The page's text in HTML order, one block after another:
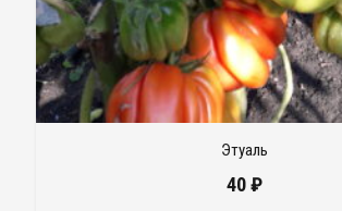
Этуаль
40₽